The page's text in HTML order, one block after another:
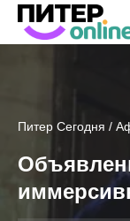
Питер Сегодня /